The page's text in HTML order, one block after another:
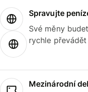
Spravujte
Své měny
rychle převádět
Mezinárodní